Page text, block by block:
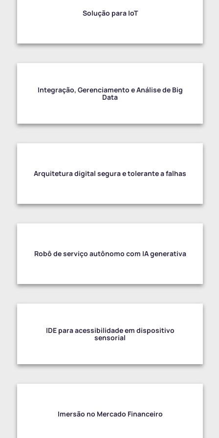
Solução para IoT
Integração, Gerenciamento e Análise de Big
Data
Arquitetura digital segura e tolerante a falhas
Robô de serviço autônomo com IA generativa
IDE para acessibilidade em dispositivo
sensorial
Imersão no Mercado Financeiro